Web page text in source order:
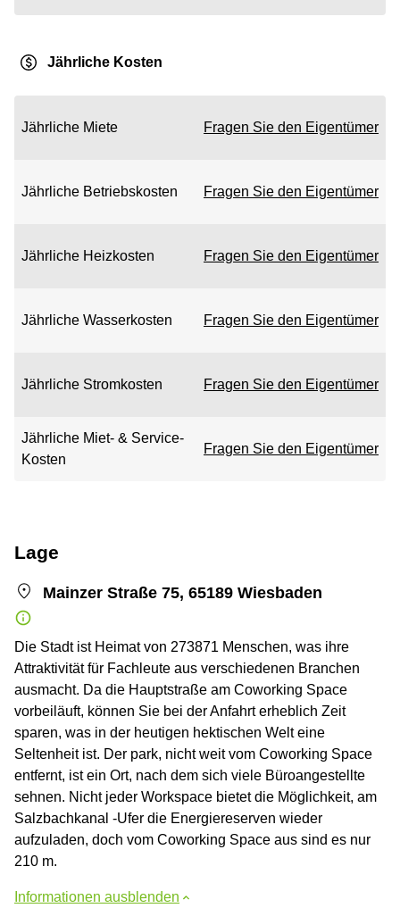
Jährliche Kosten
Jährliche Miete Fragen Sie den Eigentümer
Jährliche Betriebskosten Fragen Sie den Eigentümer
Jährliche Heizkosten Fragen Sie den Eigentümer
Jährliche Wasserkosten Fragen Sie den Eigentümer
Jährliche Stromkosten Fragen Sie den Eigentümer
Jährliche Miet- & Service-
Kosten
Fragen Sie den Eigentümer
Lage
Mainzer Straße 75, 65189 Wiesbaden
Die Stadt ist Heimat von 273871 Menschen, was ihre
Attraktivität für Fachleute aus verschiedenen Branchen
ausmacht. Da die Hauptstraße am Coworking Space
vorbeiläuft, können Sie bei der Anfahrt erheblich Zeit
sparen, was in der heutigen hektischen Welt eine
Seltenheit ist. Der park, nicht weit vom Coworking Space
entfernt, ist ein Ort, nach dem sich viele Büroangestellte
sehnen. Nicht jeder Workspace bietet die Möglichkeit, am
Salzbachkanal -Ufer die Energiereserven wieder
aufzuladen, doch vom Coworking Space aus sind es nur
210 m.
Informationen ausblenden